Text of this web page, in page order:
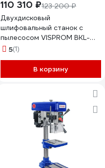
110 310 ₽123 200 ₽
Двухдисковый
шлифовальный станок с
пылесосом VISPROM BKL-
3000 39000900
5(1)
В корзину